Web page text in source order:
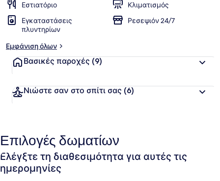
Εστιατόριο
Κλιματισμός
Εγκαταστάσεις
πλυντηρίων
Ρεσεψιόν 24/7
Εμφάνιση όλων
Βασικές παροχές (9)
Νιώστε σαν στο σπίτι σας (6)
Επιλογές δωματίων
Ελέγξτε τη διαθεσιμότητα για αυτές τις
ημερομηνίες